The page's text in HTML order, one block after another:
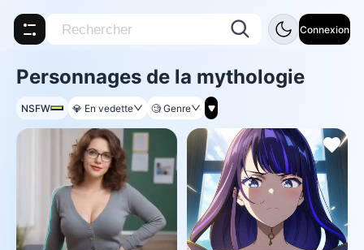
Connexion
Personnages de la mythologie
NSFW 💎 En vedette 🧐 Genre